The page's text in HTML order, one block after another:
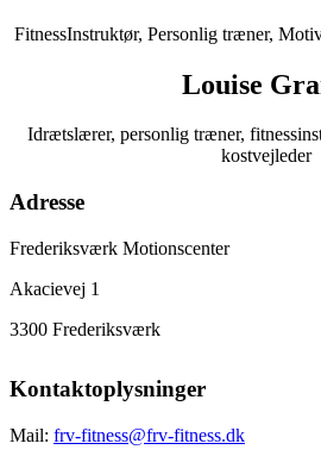
FitnessInstruktør, Personlig træner,
Louise
Idrætslærer, personlig træner,
kostvejleder
Adresse
Frederiksværk Motionscenter
Akacievej 1
3300 Frederiksværk
Kontaktoplysninger
Mail: frv-fitness@frv-fitness.dk